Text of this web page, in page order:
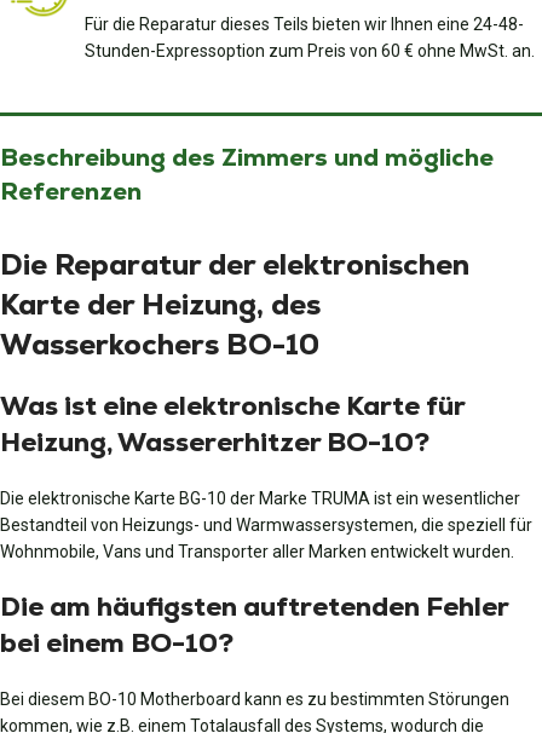
Für die Reparatur dieses Teils bieten wir Ihnen eine 24-48-
Stunden-Expressoption zum Preis von 60 € ohne MwSt. an.
Beschreibung des Zimmers und mögliche
Referenzen
Die Reparatur der elektronischen
Karte der Heizung, des
Wasserkochers BO-10
Was ist eine elektronische Karte für
Heizung, Wassererhitzer BO-10?
Die elektronische Karte BG-10 der Marke TRUMA ist ein wesentlicher
Bestandteil von Heizungs- und Warmwassersystemen, die speziell für
Wohnmobile, Vans und Transporter aller Marken entwickelt wurden.
Die am häufigsten auftretenden Fehler
bei einem BO-10?
Bei diesem BO-10 Motherboard kann es zu bestimmten Störungen
kommen, wie z.B. einem Totalausfall des Systems, wodurch die